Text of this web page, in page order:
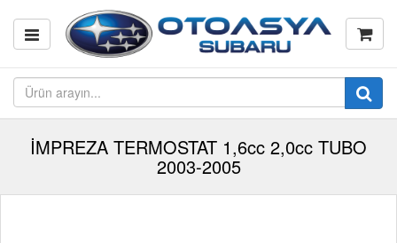
İMPREZA TERMOSTAT 1,6cc 2,0cc TUBO
2003-2005